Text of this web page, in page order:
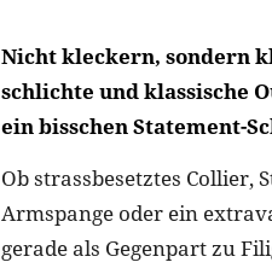
Nicht kleckern, sondern
schlichte und klassische
ein bisschen Statement-
Ob strassbesetztes Collier,
Armspange oder ein
gerade als Gegenpart zu